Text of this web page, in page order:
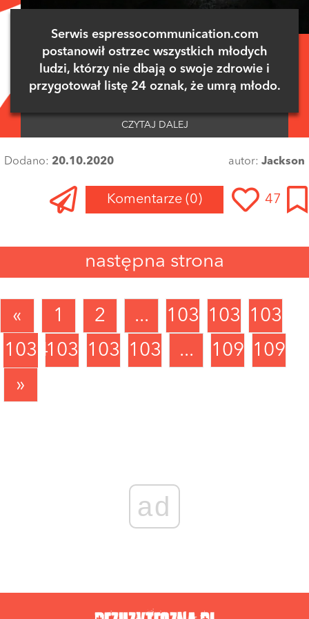
Serwis espressocommunication.com
postanowił ostrzec wszystkich młodych
ludzi, którzy nie dbają o swoje zdrowie i
przygotował listę 24 oznak, że umrą młodo.
CZYTAJ DALEJ
Dodano: 20.10.2020 autor: Jackson
Komentarze (0) 47
następna strona
« 1 2 ... 103110321033
1034103510361037 ... 10901091
»
ad